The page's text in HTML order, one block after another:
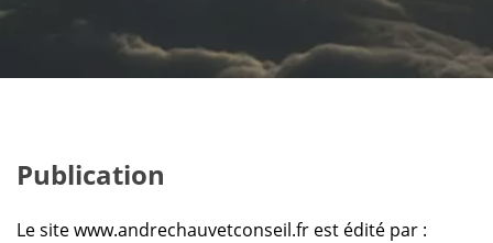
Publication
Le site www.andrechauvetconseil.fr est édité par :